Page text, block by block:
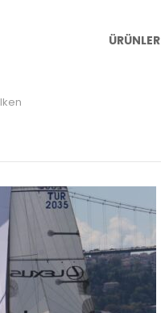
ÜRÜNLER